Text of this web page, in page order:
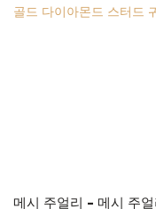
메시 주얼리 - 메시 주